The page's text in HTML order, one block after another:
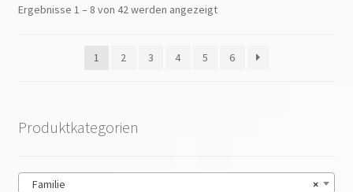
Ergebnisse 1 – 8 von 42 werden angezeigt
1 2 3 4 5 6
Produktkategorien
×
Familie